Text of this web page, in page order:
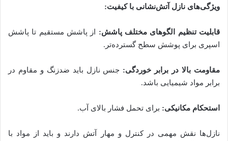
ویژگی‌های نازل آتش‌نشانی با کیفیت:
قابلیت تنظیم الگوهای مختلف پاشش: از پاشش مستقیم تا پاشش
اسپری برای پوشش سطح گسترده‌تر.
مقاومت بالا در برابر خوردگی: جنس نازل باید ضدزنگ و مقاوم در
برابر مواد شیمیایی باشد.
استحکام مکانیکی: برای تحمل فشار بالای آب.
نازل‌ها نقش مهمی در کنترل و مهار آتش دارند و باید از مواد با